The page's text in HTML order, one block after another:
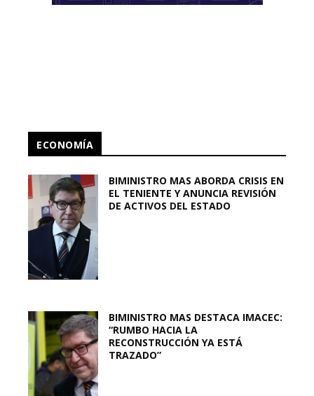
ECONOMÍA
BIMINISTRO MAS ABORDA CRISIS EN
EL TENIENTE Y ANUNCIA REVISIÓN
DE ACTIVOS DEL ESTADO
BIMINISTRO MAS DESTACA IMACEC:
“RUMBO HACIA LA
RECONSTRUCCIÓN YA ESTÁ
TRAZADO”